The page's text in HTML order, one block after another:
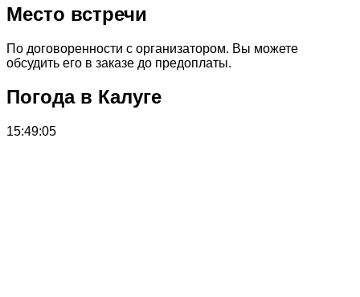
Место встречи
По договоренности с организатором. Вы можете
обсудить его в заказе до предоплаты.
Погода в Калуге
15:49:05